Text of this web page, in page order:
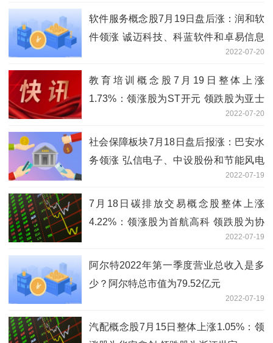
软件服务概念股7月19日盘后涨：润和软
件领涨 诚迈科技、科蓝软件和卓易信息
2022-07-20
教育培训概念股7月19日整体上涨
1.73%：领涨股为ST开元 领跌股为亚士
2022-07-20
社会保障板块7月18日盘后报涨：巴安水
务领涨 弘信电子、中设股份和节能风电
2022-07-19
7月18日碳排放交易概念股整体上涨
4.22%：领涨股为首航高科 领跌股为协
2022-07-19
阿尔特2022年第一季度营业总收入是多
少？阿尔特总市值为79.52亿元
2022-07-19
汽配概念股7月15日整体上涨1.05%：领